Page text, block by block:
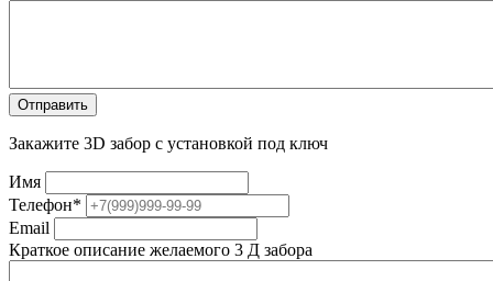
Закажите 3D забор с установкой под ключ
Имя
Телефон*
Email
Краткое описание желаемого 3 Д забора